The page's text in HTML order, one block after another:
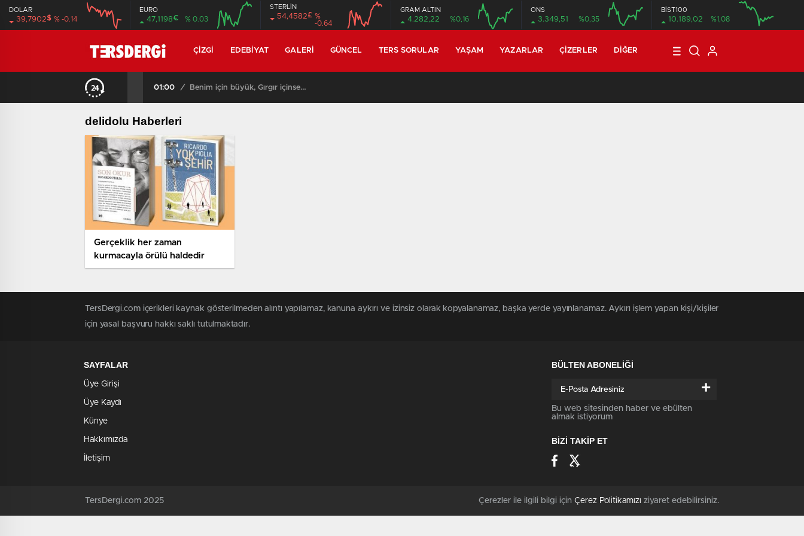
DOLAR
39,7902$ % -0.14
EURO
47,1198€ % 0.03
STERLİN
54,4582£ %
-0.64
GRAM ALTIN
4.282,22 %0,16
ONS
3.349,51 %0,35
BİST100
10.189,02 %1,08
ÇIZGI EDEBIYAT GALERI GÜNCEL TERS SORULAR YAŞAM YAZARLAR ÇIZERLER DIĞER
01:00 / Benim için büyük, Gırgır içinse…
delidolu Haberleri
Gerçeklik her zaman
kurmacayla örülü haldedir
TersDergi.com içerikleri kaynak gösterilmeden alıntı yapılamaz, kanuna aykırı ve izinsiz olarak kopyalanamaz, başka yerde yayınlanamaz. Aykırı işlem yapan kişi/kişiler
için yasal başvuru hakkı saklı tutulmaktadır.
SAYFALAR
Üye Girişi
Üye Kaydı
Künye
Hakkımızda
İletişim
BÜLTEN ABONELİĞİ
+
Bu web sitesinden haber ve ebülten
almak istiyorum
BİZİ TAKİP ET
TersDergi.com 2025 Çerezler ile ilgili bilgi için Çerez Politikamızı ziyaret edebilirsiniz.